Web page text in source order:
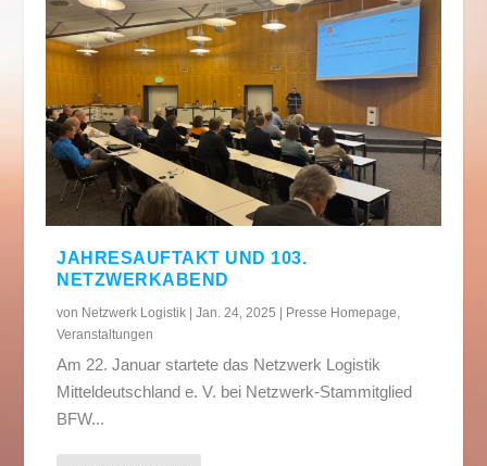
JAHRESAUFTAKT UND 103.
NETZWERKABEND
von Netzwerk Logistik |Jan. 24, 2025 Presse Homepage,
Veranstaltungen
Am 22. Januar startete das Netzwerk Logistik
Mitteldeutschland e. V. bei Netzwerk-Stammitglied
BFW...